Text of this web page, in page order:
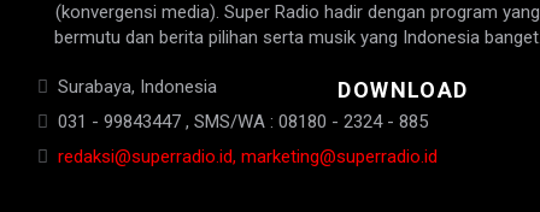
(konvergensi media). Super Radio hadir dengan program yang
bermutu dan berita pilihan serta musik yang Indonesia
Surabaya, Indonesia
031 - 99843447 , SMS/WA : 08180 - 2324 - 885
redaksi@superradio.id, marketing@superradio.id
DOWNLOAD